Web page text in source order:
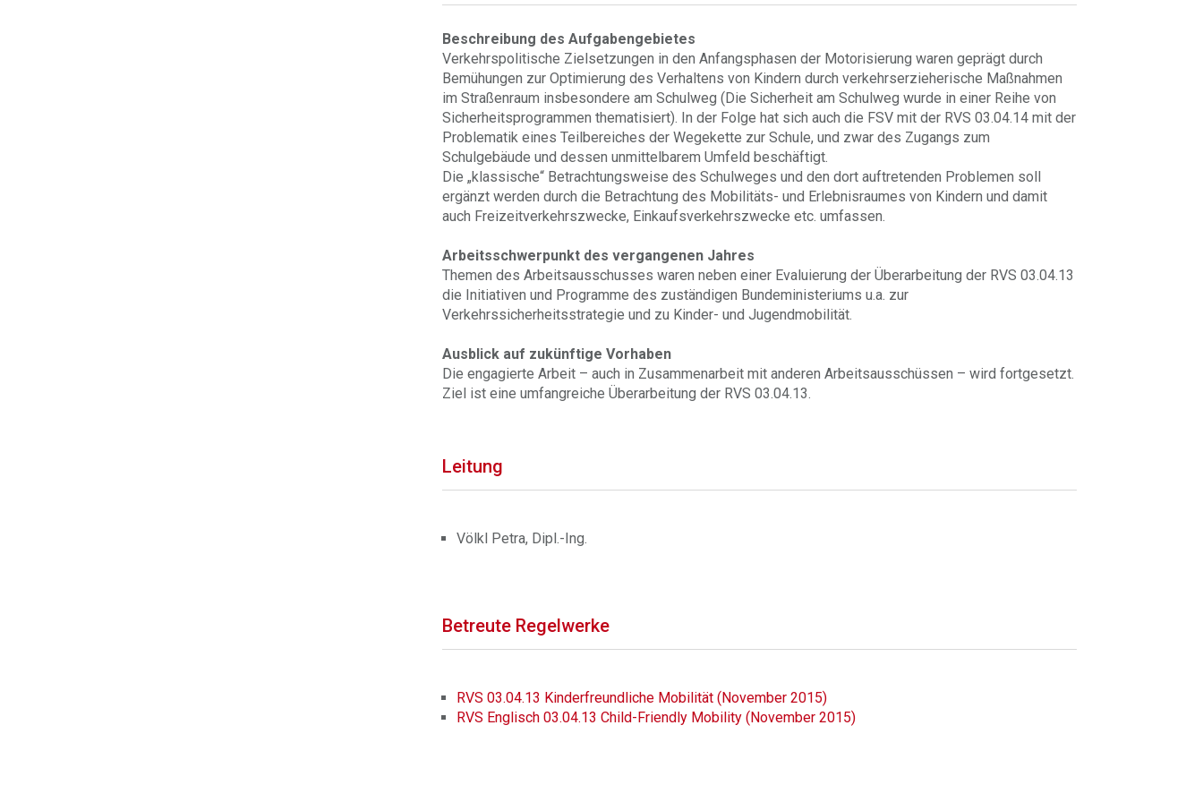
Beschreibung des Aufgabengebietes
Verkehrspolitische Zielsetzungen in den Anfangsphasen der Motorisierung waren geprägt durch
Bemühungen zur Optimierung des Verhaltens von Kindern durch verkehrserzieherische Maßnahmen
im Straßenraum insbesondere am Schulweg (Die Sicherheit am Schulweg wurde in einer Reihe von
Sicherheitsprogrammen thematisiert). In der Folge hat sich auch die FSV mit der RVS 03.04.14 mit der
Problematik eines Teilbereiches der Wegekette zur Schule, und zwar des Zugangs zum
Schulgebäude und dessen unmittelbarem Umfeld beschäftigt.
Die „klassische“ Betrachtungsweise des Schulweges und den dort auftretenden Problemen soll
ergänzt werden durch die Betrachtung des Mobilitäts- und Erlebnisraumes von Kindern und damit
auch Freizeitverkehrszwecke, Einkaufsverkehrszwecke etc. umfassen.
Arbeitsschwerpunkt des vergangenen Jahres
Themen des Arbeitsausschusses waren neben einer Evaluierung der Überarbeitung der RVS 03.04.13
die Initiativen und Programme des zuständigen Bundeministeriums u.a. zur
Verkehrssicherheitsstrategie und zu Kinder- und Jugendmobilität.
Ausblick auf zukünftige Vorhaben
Die engagierte Arbeit – auch in Zusammenarbeit mit anderen Arbeitsausschüssen – wird fortgesetzt.
Ziel ist eine umfangreiche Überarbeitung der RVS 03.04.13.
Leitung
Völkl Petra, Dipl.-Ing.
Betreute Regelwerke
RVS 03.04.13 Kinderfreundliche Mobilität (November 2015)
RVS Englisch 03.04.13 Child-Friendly Mobility (November 2015)